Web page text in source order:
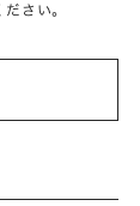
さい。